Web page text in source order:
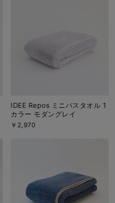
IDEE Repos ミニバスタオル 1
カラー モダングレイ
￥2,970